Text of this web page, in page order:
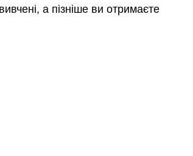
а пізніше ви отримаєте